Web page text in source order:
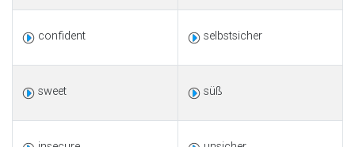
confident selbstsicher
sweet süß